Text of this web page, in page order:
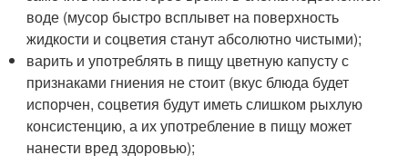
воде (мусор быстро всплывет на поверхность
жидкости и соцветия станут абсолютно чистыми);
варить и употреблять в пищу цветную капусту с
признаками гниения не стоит (вкус блюда будет
испорчен, соцветия будут иметь слишком рыхлую
консистенцию, а их употребление в пищу может
нанести вред здоровью);